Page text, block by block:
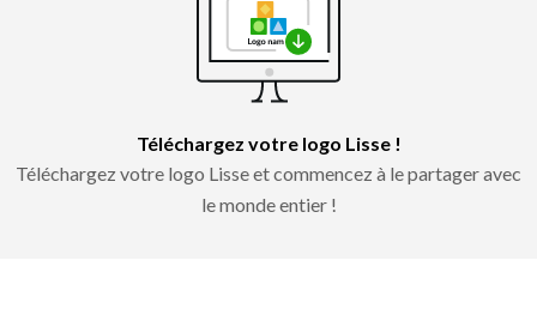
Téléchargez votre logo Lisse !
Téléchargez votre logo Lisse et commencez à le partager avec
le monde entier !